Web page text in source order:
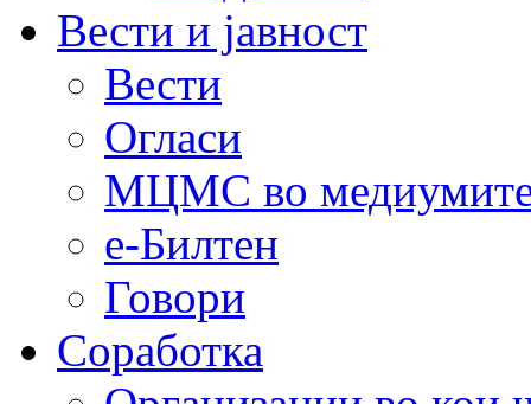
Вести и јавност
Вести
Огласи
МЦМС во
е-Билтен
Говори
Соработка